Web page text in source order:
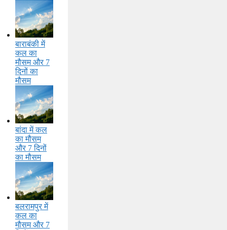
बाराबंकी में
कल का
मौसम और 7
दिनों का
मौसम
बांदा में कल
का मौसम
और 7 दिनों
का मौसम
बलरामपुर में
कल का
मौसम और 7